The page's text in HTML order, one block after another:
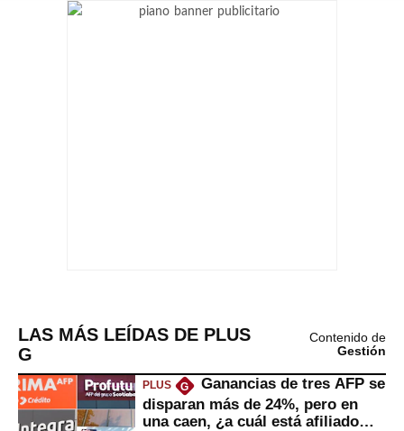
LAS MÁS LEÍDAS DE PLUS
G
Contenido de
Gestión
PLUS G
Ganancias de tres AFP se
disparan más de 24%, pero en
una caen, ¿a cuál está afiliado